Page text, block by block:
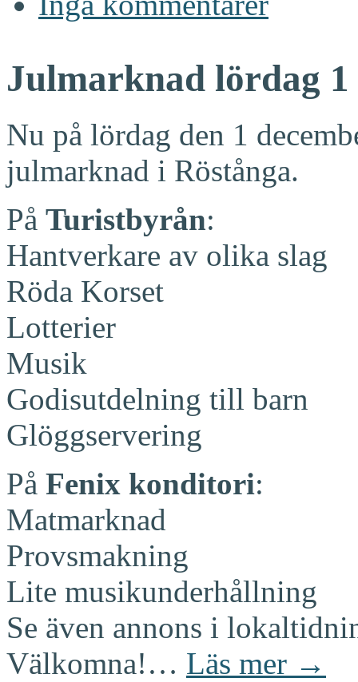
Julmarknad lördag 1
Nu på lördag den 1
julmarknad i Röstånga.
På Turistbyrån:
Hantverkare av olika slag
Röda Korset
Lotterier
Musik
Godisutdelning till barn
Glöggservering
På Fenix konditori:
Matmarknad
Provsmakning
Lite musikunderhållning
Se även annons i
Välkomna!… Läs mer →